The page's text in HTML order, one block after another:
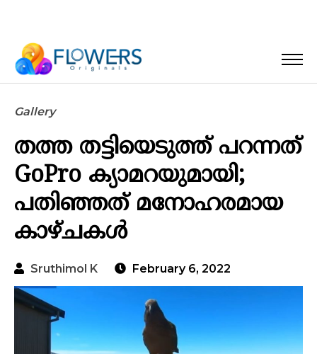
Gallery
തത്ത തട്ടിയെടുത്ത് പറന്നത്
GoPro ക്യാമറയുമായി;
പതിഞ്ഞത് മനോഹരമായ
കാഴ്ചകൾ
Sruthimol K February 6, 2022